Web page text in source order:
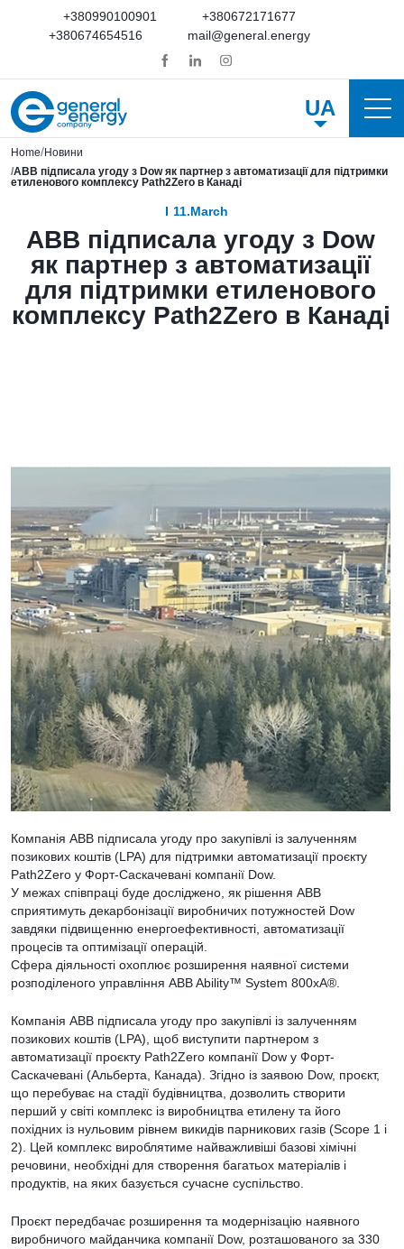
+380990100901
+380672171677
+380674654516
mail@general.energy
UA
Home Новини
ABB підписала угоду з Dow як партнер з автоматизації для підтримки
етиленового комплексу Path2Zero в Канаді
11.March
ABB підписала угоду з Dow
як партнер з автоматизації
для підтримки етиленового
комплексу Path2Zero в Канаді
Компанія ABB підписала угоду про закупівлі із залученням
позикових коштів (LPA) для підтримки автоматизації проєкту
Path2Zero у Форт-Саскачевані компанії Dow.
У межах співпраці буде досліджено, як рішення ABB
сприятимуть декарбонізації виробничих потужностей Dow
завдяки підвищенню енергоефективності, автоматизації
процесів та оптимізації операцій.
Сфера діяльності охоплює розширення наявної системи
розподіленого управління ABB Ability™ System 800xA®.
Компанія ABB підписала угоду про закупівлі із залученням
позикових коштів (LPA), щоб виступити партнером з
автоматизації проєкту Path2Zero компанії Dow у Форт-
Саскачевані (Альберта, Канада). Згідно із заявою Dow, проєкт,
що перебуває на стадії будівництва, дозволить створити
перший у світі комплекс із виробництва етилену та його
похідних із нульовим рівнем викидів парникових газів (Scope 1 і
2). Цей комплекс вироблятиме найважливіші базові хімічні
речовини, необхідні для створення багатьох матеріалів і
продуктів, на яких базується сучасне суспільство.
Проєкт передбачає розширення та модернізацію наявного
виробничого майданчика компанії Dow, розташованого за 330